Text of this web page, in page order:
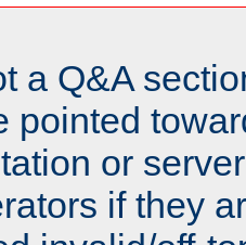
a Q&A
pointed
or
if they